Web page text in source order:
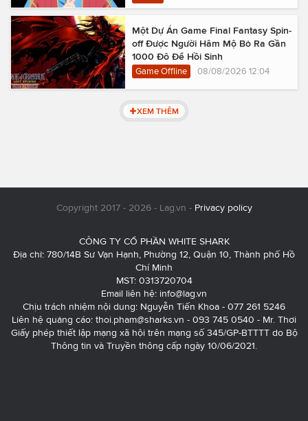
Một Dự Án Game Final Fantasy Spin-
off Được Người Hâm Mộ Bỏ Ra Gần
1000 Đô Để Hồi Sinh
Game Offline 08/08/2026 12:04
XEM THÊM
Copyright 2017 - 2026 - Lag.vn - Privacy policy
CÔNG TY CỔ PHẦN WHITE SHARK
Địa chỉ: 780/14B Sư Vạn Hạnh, Phường 12, Quận 10, Thành phố Hồ
Chí Minh
MST: 0313720704
Email liên hệ: info@lag.vn
Chịu trách nhiệm nội dung: Nguyễn Tiến Khoa - 077 261 5246
Liên hệ quảng cáo: thoi.pham@sharks.vn - 093 745 0540 - Mr. Thơi
Giấy phép thiết lập mạng xã hội trên mạng số 345/GP-BTTTT do Bộ
Thông tin và Truyền thông cấp ngày 10/06/2021.